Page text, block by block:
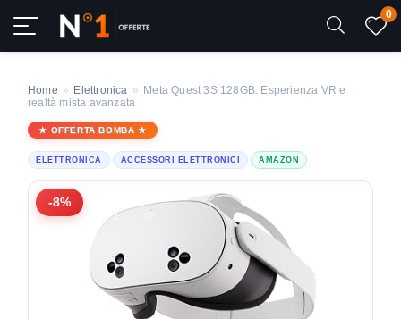
0
Home » Elettronica » Meta Quest 3S 128GB: Esperienza VR e
realtà mista avanzata
OFFERTA BOMBA
ELETTRONICA ACCESSORI ELETTRONICI AMAZON
-8%